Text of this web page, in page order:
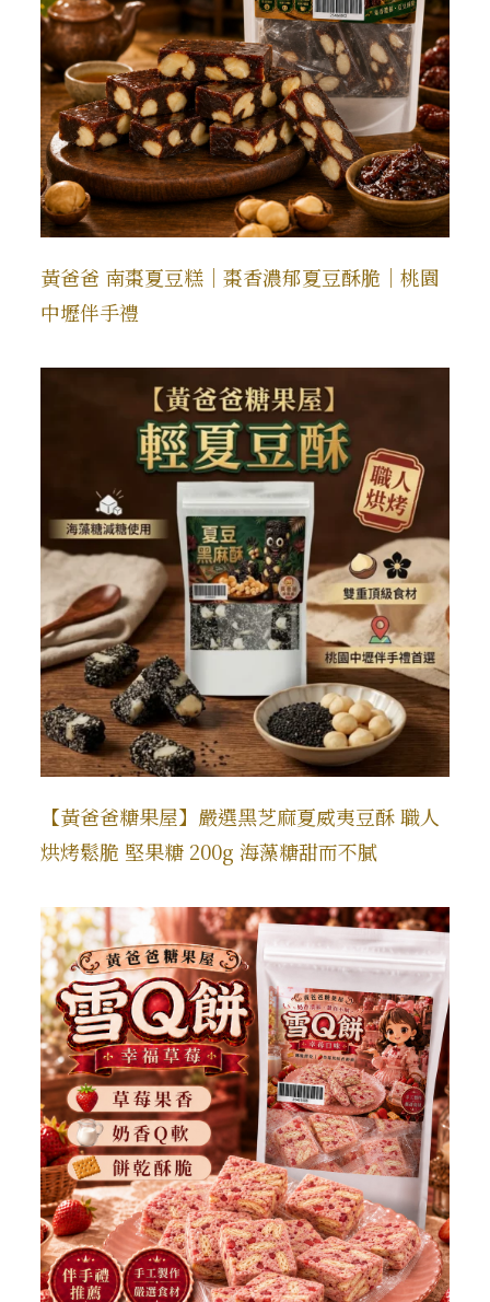
黃爸爸 南棗夏豆糕｜棗香濃郁夏豆酥脆｜桃園
中壢伴手禮
【黃爸爸糖果屋】嚴選黑芝麻夏威夷豆酥 職人
烘烤鬆脆 堅果糖 200g 海藻糖甜而不膩